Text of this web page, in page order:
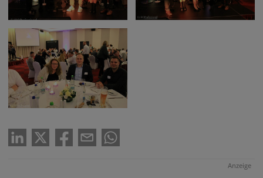
Anzeige